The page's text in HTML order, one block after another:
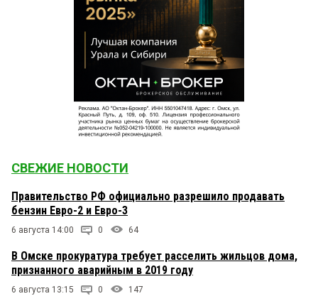
СВЕЖИЕ НОВОСТИ
Правительство РФ официально разрешило продавать
бензин Евро-2 и Евро-3
6 августа 14:00 0 64
В Омске прокуратура требует расселить жильцов дома,
признанного аварийным в 2019 году
6 августа 13:15 0 147